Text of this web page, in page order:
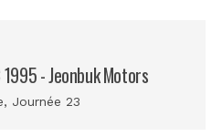
1995 - Jeonbuk Motors
, Journée 23